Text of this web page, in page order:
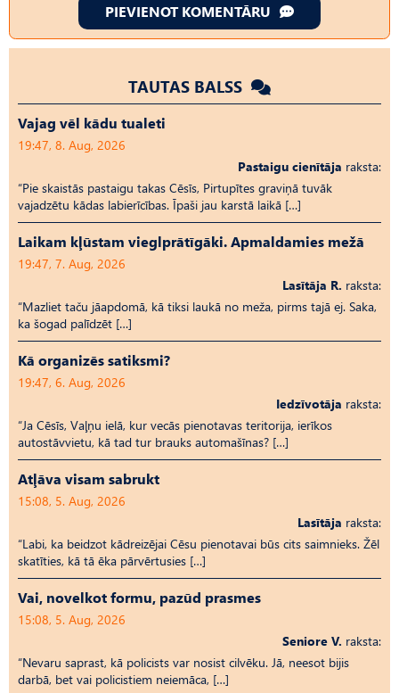
PIEVIENOT KOMENTĀRU
TAUTAS BALSS
Vajag vēl kādu tualeti
19:47, 8. Aug, 2026
Pastaigu cienītāja raksta:
“Pie skaistās pastaigu takas Cēsīs, Pirtupītes graviņā tuvāk
vajadzētu kādas labierīcības. Īpaši jau karstā laikā […]
Laikam kļūstam vieglprātīgāki. Apmaldamies mežā
19:47, 7. Aug, 2026
Lasītāja R. raksta:
“Mazliet taču jāapdomā, kā tiksi laukā no meža, pirms tajā ej. Saka,
ka šogad palīdzēt […]
Kā organizēs satiksmi?
19:47, 6. Aug, 2026
Iedzīvotāja raksta:
“Ja Cēsīs, Vaļņu ielā, kur vecās pienotavas teritorija, ierīkos
autostāvvietu, kā tad tur brauks automašīnas? […]
Atļāva visam sabrukt
15:08, 5. Aug, 2026
Lasītāja raksta:
“Labi, ka beidzot kādreizējai Cēsu pienotavai būs cits saimnieks. Žēl
skatīties, kā tā ēka pārvērtusies […]
Vai, novelkot formu, pazūd prasmes
15:08, 5. Aug, 2026
Seniore V. raksta:
“Nevaru saprast, kā policists var nosist cilvēku. Jā, neesot bijis
darbā, bet vai policistiem neiemāca, […]